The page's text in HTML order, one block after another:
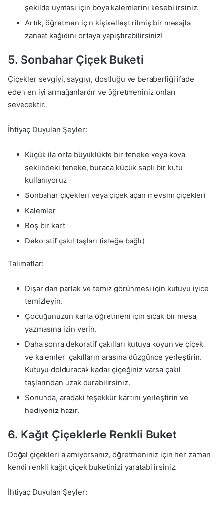
şekilde uyması için boya kalemlerini kesebilirsiniz.
Artık, öğretmen için kişiselleştirilmiş bir mesajla
zanaat kağıdını ortaya yapıştırabilirsiniz!
5. Sonbahar Çiçek Buketi
Çiçekler sevgiyi, saygıyı, dostluğu ve beraberliği ifade
eden en iyi armağanlardır ve öğretmeniniz onları
sevecektir.
İhtiyaç Duyulan Şeyler:
Küçük ila orta büyüklükte bir teneke veya kova
şeklindeki teneke, burada küçük saplı bir kutu
kullanıyoruz
Sonbahar çiçekleri veya çiçek açan mevsim çiçekleri
Kalemler
Boş bir kart
Dekoratif çakıl taşları (isteğe bağlı)
Talimatlar:
Dışarıdan parlak ve temiz görünmesi için kutuyu iyice
temizleyin.
Çocuğunuzun karta öğretmeni için sıcak bir mesaj
yazmasına izin verin.
Daha sonra dekoratif çakılları kutuya koyun ve çiçek
ve kalemleri çakılların arasına düzgünce yerleştirin.
Kutuyu dolduracak kadar çiçeğiniz varsa çakıl
taşlarından uzak durabilirsiniz.
Sonunda, aradaki teşekkür kartını yerleştirin ve
hediyeniz hazır.
6. Kağıt Çiçeklerle Renkli Buket
Doğal çiçekleri alamıyorsanız, öğretmeniniz için her zaman
kendi renkli kağıt çiçek buketinizi yaratabilirsiniz.
İhtiyaç Duyulan Şeyler: